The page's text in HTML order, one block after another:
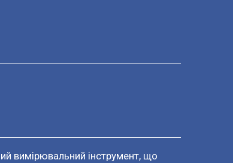
вимірювальний інструмент, що